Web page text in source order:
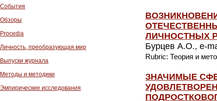
События
Обзоры
Procedia
Личность, преобразующая мир
Выпуски журнала
Методы и методики
Эмпирические исследования
ЛИЧНОСТНЫХ
Бурцев А.О., e-
Rubric: Теория и
ЗНАЧИМЫЕ